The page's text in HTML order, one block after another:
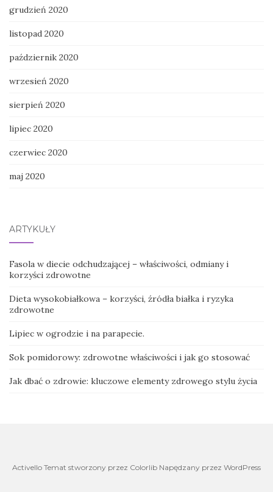
grudzień 2020
listopad 2020
październik 2020
wrzesień 2020
sierpień 2020
lipiec 2020
czerwiec 2020
maj 2020
ARTYKUŁY
Fasola w diecie odchudzającej – właściwości, odmiany i
korzyści zdrowotne
Dieta wysokobiałkowa – korzyści, źródła białka i ryzyka
zdrowotne
Lipiec w ogrodzie i na parapecie.
Sok pomidorowy: zdrowotne właściwości i jak go stosować
Jak dbać o zdrowie: kluczowe elementy zdrowego stylu życia
Activello Temat stworzony przez Colorlib Napędzany przez WordPress